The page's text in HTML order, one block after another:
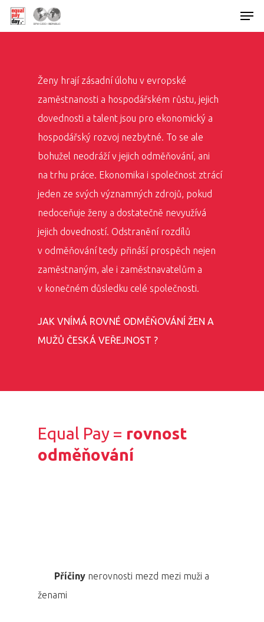
Hit enter to search or ESC to close
Ženy hrají zásadní úlohu v evropské
zaměstnanosti a hospodářském růstu, jejich
dovednosti a talent jsou pro ekonomický a
hospodářský rozvoj nezbytné. To se ale
bohužel neodráží v jejich odměňování, ani
na trhu práce. Ekonomika i společnost ztrácí
jeden ze svých významných zdrojů, pokud
nedoceňuje ženy a dostatečně nevyužívá
jejich dovedností. Odstranění rozdílů
v odměňování tedy přináší prospěch nejen
zaměstnaným, ale i zaměstnavatelům a
v konečném důsledku celé společnosti.
JAK VNÍMÁ ROVNÉ ODMĚŇOVÁNÍ ŽEN A
MUŽŮ ČESKÁ VEŘEJNOST ?
Equal Pay = rovnost
odměňování
Příčiny nerovnosti mezd mezi muži a
ženami